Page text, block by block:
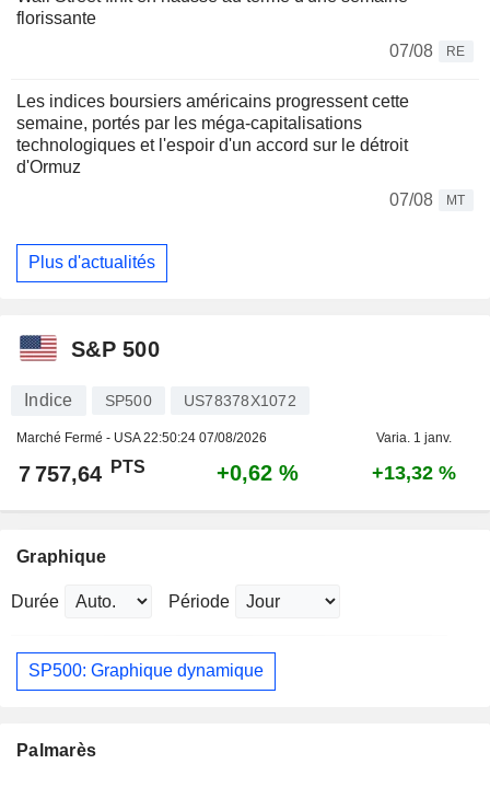
florissante
07/08
RE
Les indices boursiers américains progressent cette
semaine, portés par les méga-capitalisations
technologiques et l'espoir d'un accord sur le détroit
d'Ormuz
07/08
MT
Plus d'actualités
S&P 500
Indice SP500 US78378X1072
Marché Fermé - USA22:50:24 07/08/2026 Varia. 1 janv.
7 757,64 PTS +0,62 % +13,32 %
Graphique
Durée Période
SP500: Graphique dynamique
Palmarès